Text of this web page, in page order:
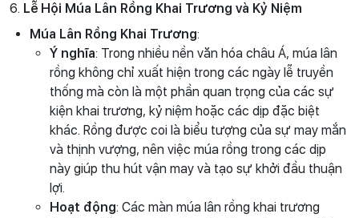
6. Lễ Hội Múa Lân Rồng Khai Trương và Kỷ Niệm
Múa Lân Rồng Khai Trương:
Ý nghĩa: Trong nhiều nền văn hóa châu Á, múa lân
rồng không chỉ xuất hiện trong các ngày lễ truyền
thống mà còn là một phần quan trọng của các sự
kiện khai trương, kỷ niệm hoặc các dịp đặc biệt
khác. Rồng được coi là biểu tượng của sự may mắn
và thịnh vượng, nên việc múa rồng trong các dịp
này giúp thu hút vận may và tạo sự khởi đầu thuận
lợi.
Hoạt động: Các màn múa lân rồng khai trương